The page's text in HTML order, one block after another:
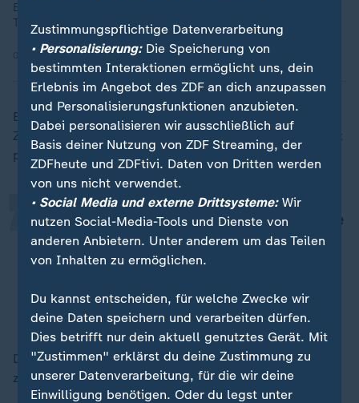
Eine KI-gestützte App soll helfen, Wartezeiten auf einen
Therapieplatz zu überbrücken.
02.04.2025 | 5:12 min
Benecke ergänzt, dass KI-Anwendungen nach dem
Zufallsprinzip entscheiden, welche Antwortmöglichkeit
präsentiert wird.
Es handelt sich gerade nicht um eine
inhaltliche Entscheidung basierend
auf dem spezifischen Einzelfall.
„
Dr. Andrea Benecke, Präsidentin der
Bundespsychotherapeutenkammer
Das helfe Betroffenen nicht, die eigene Psyche besser
zu verstehen, so Benecke.
Zustimmungspflichtige Datenverarbeitung
• Personalisierung:Die Speicherung von
bestimmten Interaktionen ermöglicht uns, dein
Erlebnis im Angebot des ZDF an dich anzupassen
und Personalisierungsfunktionen anzubieten.
Dabei personalisieren wir ausschließlich auf
Basis deiner Nutzung von ZDF Streaming, der
ZDFheute und ZDFtivi. Daten von Dritten werden
von uns nicht verwendet.
• Social Media und externe Drittsysteme:Wir
nutzen Social-Media-Tools und Dienste von
anderen Anbietern. Unter anderem um das Teilen
von Inhalten zu ermöglichen.
Du kannst entscheiden, für welche Zwecke wir
deine Daten speichern und verarbeiten dürfen.
Dies betrifft nur dein aktuell genutztes Gerät. Mit
"Zustimmen" erklärst du deine Zustimmung zu
unserer Datenverarbeitung, für die wir deine
Einwilligung benötigen. Oder du legst unter